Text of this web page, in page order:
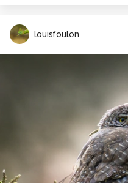
louisfoulon